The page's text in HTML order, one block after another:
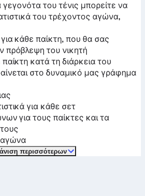
του τένις μπορείτε να
του τρέχοντος αγώνα,
κάθε παίκτη, που θα σας
πρόβλεψη του νικητή
κατά τη διάρκεια του
στο δυναμικό μας γράφημα
για κάθε σετ
για τους παίκτες και τα
περισσότερων